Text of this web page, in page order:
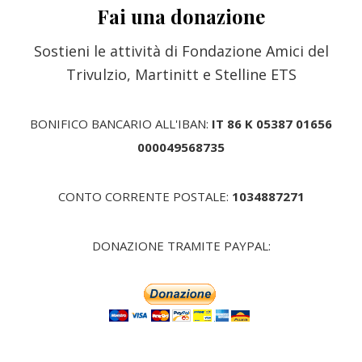
Fai una donazione
Sostieni le attività di Fondazione Amici del
Trivulzio, Martinitt e Stelline ETS
BONIFICO BANCARIO ALL'IBAN: IT 86 K 05387 01656
000049568735
CONTO CORRENTE POSTALE: 1034887271
DONAZIONE TRAMITE PAYPAL: